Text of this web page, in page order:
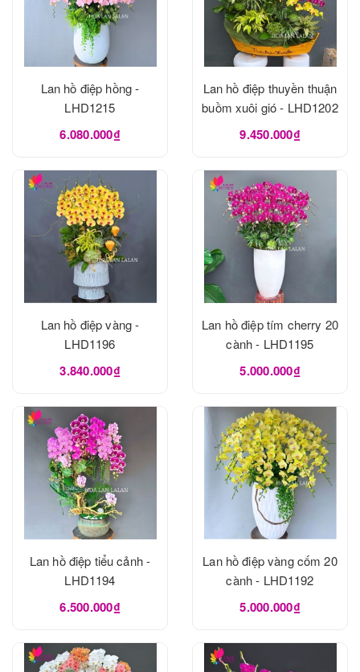
Lan hồ điệp hồng -
LHD1215
6.080.000₫
Lan hồ điệp thuyền thuận
buồm xuôi gió - LHD1202
9.450.000₫
Lan hồ điệp vàng -
LHD1196
3.840.000₫
Lan hồ điệp tím cherry 20
cành - LHD1195
5.000.000₫
Lan hồ điệp tiểu cảnh -
LHD1194
6.500.000₫
Lan hồ điệp vàng cốm 20
cành - LHD1192
5.000.000₫